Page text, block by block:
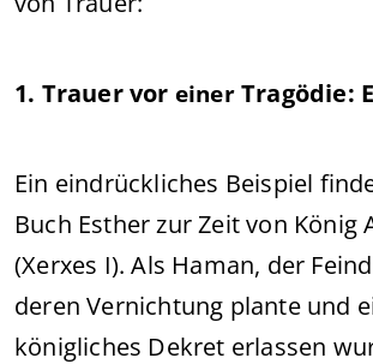
1. Trauer vor einerTragödie:
Ein eindrückliches Beispiel
Buch Esther zur Zeit von König
(Xerxes I). Als Haman, der
deren Vernichtung plante und
königliches Dekret erlassen